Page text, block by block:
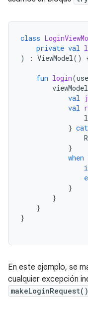
class
private val
)
: ViewModel()
fun login(
val
val
}
}
when
}
}
}
}
En este ejemplo, se
cualquier excepción
makeLoginRequest()